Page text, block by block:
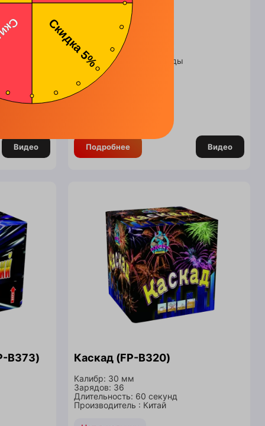
Видео
Радуга (FPM08)
Калибр: 25 мм
Зарядов: 36
Длительность: 32 секунды
Производитель : Китай
Нет в наличии
Подробнее Видео
B373) Каскад (FP-B320)
Калибр: 30 мм
Зарядов: 36
Длительность: 60 секунд
Производитель : Китай